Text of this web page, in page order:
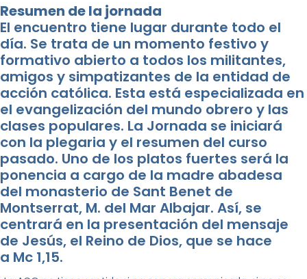
Resumen de la jornada
El encuentro tiene lugar durante todo el
día. Se trata de un momento festivo y
formativo abierto a todos los militantes,
amigos y simpatizantes de la entidad de
acción católica. Esta está especializada en
el evangelización del mundo obrero y las
clases populares. La Jornada se iniciará
con la plegaria y el resumen del curso
pasado. Uno de los platos fuertes será la
ponencia a cargo de la madre abadesa
del monasterio de Sant Benet de
Montserrat, M. del Mar Albajar. Así, se
centrará en la presentación del mensaje
de Jesús, el Reino de Dios, que se hace
a Mc 1,15.